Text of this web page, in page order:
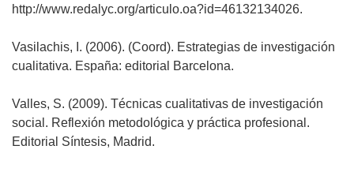
http://www.redalyc.org/articulo.oa?id=46132134026.
Vasilachis, I. (2006). (Coord). Estrategias de investigación
cualitativa. España: editorial Barcelona.
Valles, S. (2009). Técnicas cualitativas de investigación
social. Reflexión metodológica y práctica profesional.
Editorial Síntesis, Madrid.